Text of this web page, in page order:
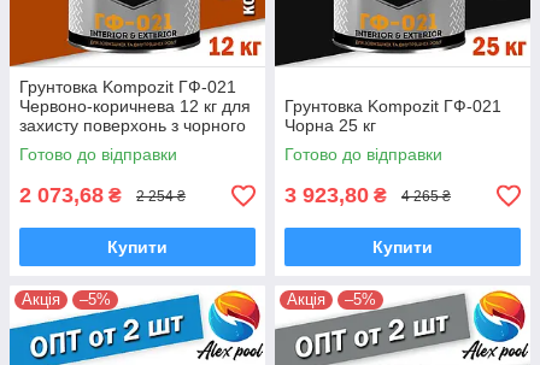
Грунтовка Kompozit ГФ-021
Червоно-коричнева 12 кг для
захисту поверхонь з чорного
металу
Готово до відправки
2 073,68 ₴ 2 254 ₴
Купити
Грунтовка Kompozit ГФ-021
Чорна 25 кг
Готово до відправки
3 923,80 ₴ 4 265 ₴
Купити
Акція –5% Акція –5%